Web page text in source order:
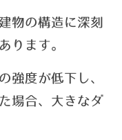
物の構造に深刻
ります。
強度が低下し、
場合、大きなダ